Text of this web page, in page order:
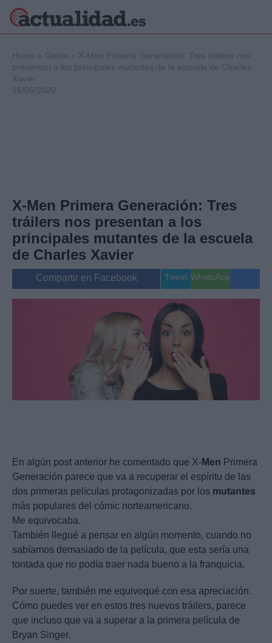
Viajes
Gente
Musica
Home » Gente » X-Men Primera Generación: Tres tráilers nos
presentan a los principales mutantes de la escuela de Charles
Xavier
15/05/2020
X-Men Primera Generación: Tres
tráilers nos presentan a los
principales mutantes de la escuela
de Charles Xavier
Compartir en Facebook Tweet WhatsApp
En algún post anterior he comentado que X-Men Primera
Generación parece que va a recuperar el espíritu de las
dos primeras películas protagonizadas por los mutantes
más populares del cómic norteamericano.
Me equivocaba.
También llegué a pensar en algún momento, cuando no
sabíamos demasiado de la película, que esta sería una
tontada que no podía traer nada bueno a la franquicia.
Por suerte, también me equivoqué con esa apreciación.
Cómo puedes ver en estos tres nuevos tráilers, parece
que incluso que va a superar a la primera película de
Bryan Singer.